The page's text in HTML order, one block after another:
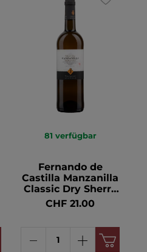
81 verfügbar
Fernando de
Castilla Manzanilla
Classic Dry Sherry
15° 75cl
CHF 21.00